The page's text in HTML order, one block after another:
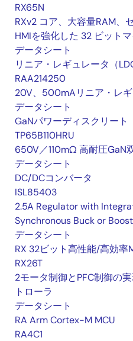
RX65N
RXv2 コア、大容量RAM、
HMIを強化した 32 ビット
データシート
リニア・レギュレータ（
RAA214250
20V、500mAリニア・レ
データシート
GaNパワーディスクリート
TP65B110HRU
650V／110mΩ 高耐圧GaN
データシート
DC/DCコンバータ
ISL85403
2.5A Regulator with
Synchronous Buck or
データシート
RX 32ビット高性能/高効率
RX26T
2モータ制御とPFC制御の
トローラ
データシート
RA Arm Cortex-M MCU
RA4C1